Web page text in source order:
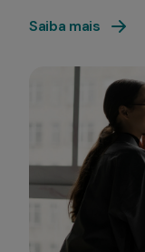
Saiba mais